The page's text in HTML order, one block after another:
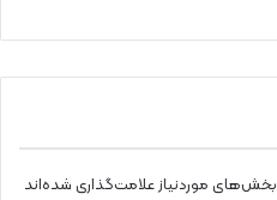
بخش‌های موردنیاز علامت‌گذاری شده‌اند